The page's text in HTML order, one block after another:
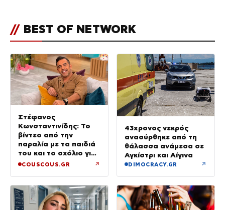
// BEST OF NETWORK
Στέφανος
Κωνσταντινίδης: Το
βίντεο από την
παραλία με τα παιδιά
του και το σχόλιο για
την ηλικία του
COUSCOUS.GR ↗
43χρονος νεκρός
ανασύρθηκε από τη
θάλασσα ανάμεσα σε
Αγκίστρι και Αίγινα
DIMOCRACY.GR ↗